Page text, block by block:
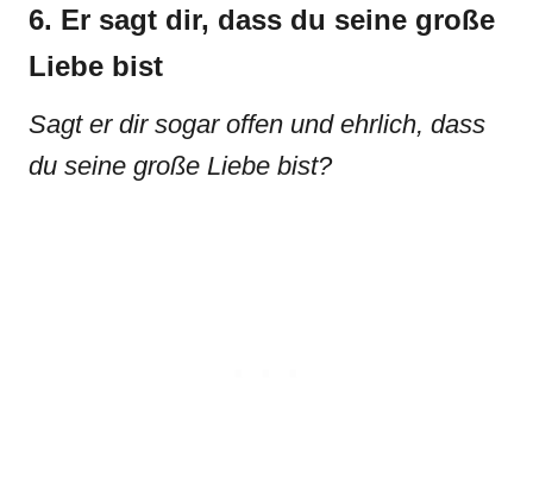
6. Er sagt dir, dass du seine große
Liebe bist
Sagt er dir sogar offen und ehrlich, dass
du seine große Liebe bist?